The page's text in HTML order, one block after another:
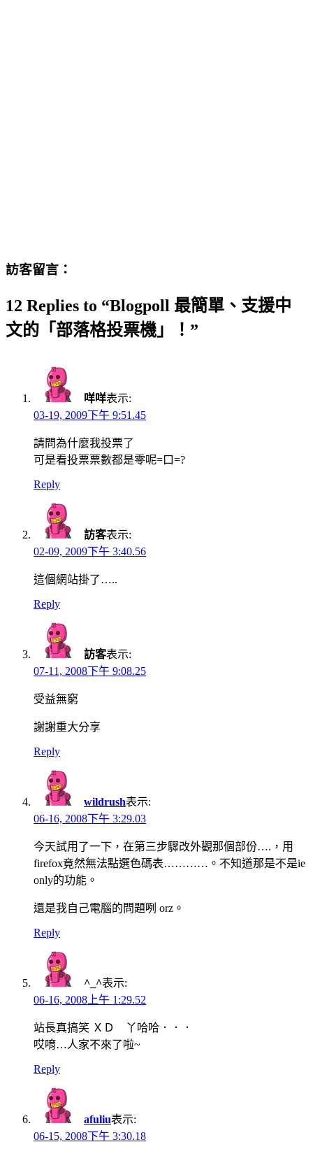
訪客留言：
12 Replies to “Blogpoll 最簡單、支援中
文的「部落格投票機」！”
咩咩表示:
03-19, 2009下午 9:51.45
請問為什麼我投票了
可是看投票票數都是零呢=口=?
Reply
訪客表示:
02-09, 2009下午 3:40.56
這個網站掛了…..
Reply
訪客表示:
07-11, 2008下午 9:08.25
受益無窮
謝謝重大分享
Reply
wildrush表示:
06-16, 2008下午 3:29.03
今天試用了一下，在第三步驟改外觀那個部份….，用
firefox竟然無法點選色碼表…………。不知道那是不是ie
only的功能。
還是我自己電腦的問題咧 orz。
Reply
^_^表示:
06-16, 2008上午 1:29.52
站長真搞笑 ＸＤ 丫哈哈．．．
哎唷…人家不來了啦~
Reply
afuliu表示:
06-15, 2008下午 3:30.18